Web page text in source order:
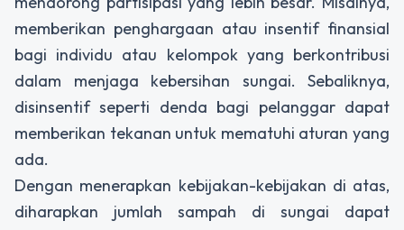
memberikan penghargaan atau insentif finansial
bagi individu atau kelompok yang berkontribusi
dalam menjaga kebersihan sungai. Sebaliknya,
disinsentif seperti denda bagi pelanggar dapat
memberikan tekanan untuk mematuhi aturan yang
ada.
Dengan menerapkan kebijakan-kebijakan di atas,
diharapkan jumlah sampah di sungai dapat